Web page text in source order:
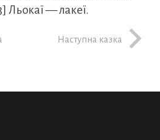
Льокаї — лакеї.
Наступна казка